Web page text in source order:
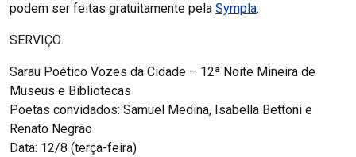
podem ser feitas gratuitamente pela Sympla.
SERVIÇO
Sarau Poético Vozes da Cidade – 12ª Noite Mineira de
Museus e Bibliotecas
Poetas convidados: Samuel Medina, Isabella Bettoni e
Renato Negrão
Data: 12/8 (terça-feira)